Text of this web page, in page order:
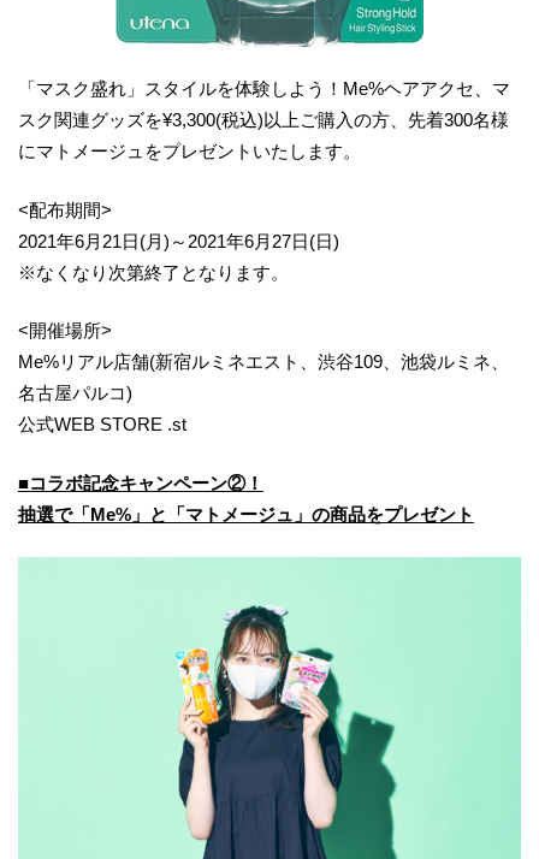
「マスク盛れ」スタイルを体験しよう！Me%ヘアアクセ、マ
スク関連グッズを¥3,300(税込)以上ご購入の方、先着300名様
にマトメージュをプレゼントいたします。
<配布期間>
2021年6月21日(月)～2021年6月27日(日)
※なくなり次第終了となります。
<開催場所>
Me%リアル店舗(新宿ルミネエスト、渋谷109、池袋ルミネ、
名古屋パルコ)
公式WEB STORE .st
■コラボ記念キャンペーン②！
抽選で「Me%」と「マトメージュ」の商品をプレゼント